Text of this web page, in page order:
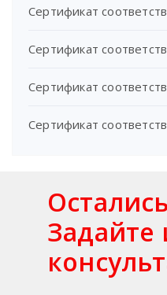
Сертификат
Сертификат
Сертификат
Сертификат
Задайте